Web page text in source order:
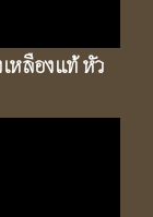
หลืองแท้ หัว